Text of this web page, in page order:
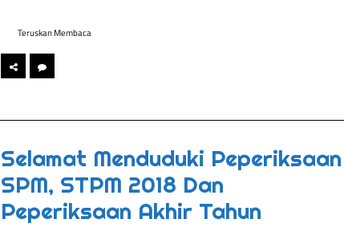
Teruskan Membaca
Selamat Menduduki Peperiksaan
SPM, STPM 2018 Dan
Peperiksaan Akhir Tahun